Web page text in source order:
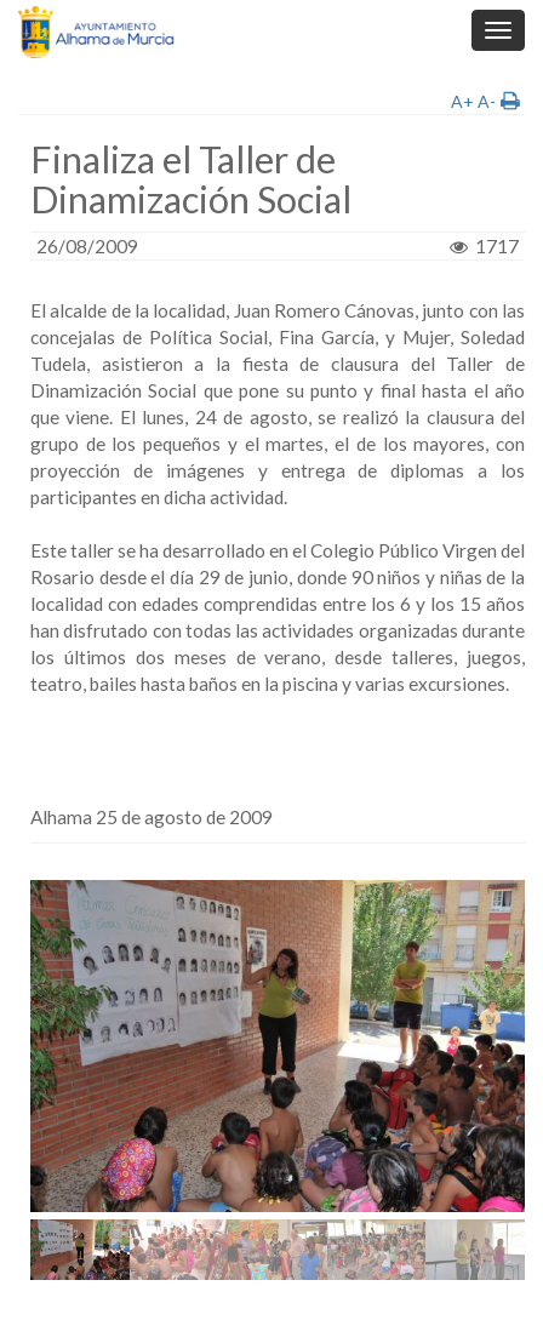
A+ A-
Finaliza el Taller de
Dinamización Social
26/08/2009 1717
El alcalde de la localidad, Juan Romero Cánovas, junto con las
concejalas de Política Social, Fina García, y Mujer, Soledad
Tudela, asistieron a la fiesta de clausura del Taller de
Dinamización Social que pone su punto y final hasta el año
que viene. El lunes, 24 de agosto, se realizó la clausura del
grupo de los pequeños y el martes, el de los mayores, con
proyección de imágenes y entrega de diplomas a los
participantes en dicha actividad.
Este taller se ha desarrollado en el Colegio Público Virgen del
Rosario desde el día 29 de junio, donde 90 niños y niñas de la
localidad con edades comprendidas entre los 6 y los 15 años
han disfrutado con todas las actividades organizadas durante
los últimos dos meses de verano, desde talleres, juegos,
teatro, bailes hasta baños en la piscina y varias excursiones.
Alhama 25 de agosto de 2009